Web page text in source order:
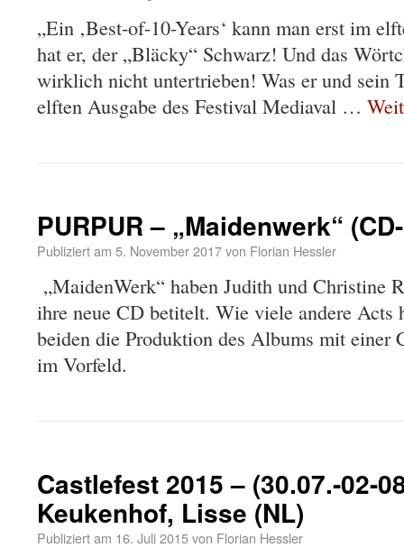
„Ein ‚Best-of-10-Years‘ kann man erst im
hat er, der „Bläcky“ Schwarz! Und das
wirklich nicht untertrieben! Was er und sein
elften Ausgabe des Festival Mediaval …
PURPUR – „Maidenwerk“
Publiziert am 5. November 2017von Florian Hessler
„MaidenWerk“ haben Judith und Christine
ihre neue CD betitelt. Wie viele andere Acts
beiden die Produktion des Albums mit einer
im Vorfeld.
Castlefest 2015 – (30.07.-02-
Keukenhof, Lisse (NL)
Publiziert am 16. Juli 2015von Florian Hessler